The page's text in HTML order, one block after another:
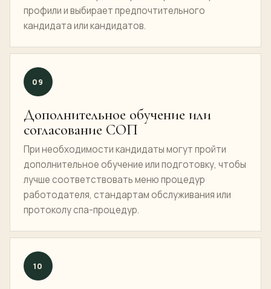
профили и выбирает предпочтительного
кандидата или кандидатов.
09
Дополнительное обучение или
согласование СОП
При необходимости кандидаты могут пройти
дополнительное обучение или подготовку, чтобы
лучше соответствовать меню процедур
работодателя, стандартам обслуживания или
протоколу спа-процедур.
10